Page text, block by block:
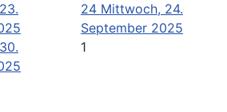
24 Mittwoch, 24.
September 2025
1